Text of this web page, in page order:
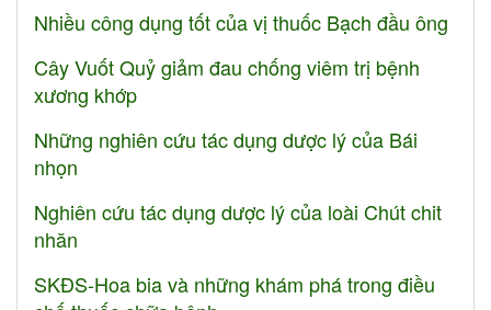
Nhiều công dụng tốt của vị thuốc Bạch đầu ông
Cây Vuốt Quỷ giảm đau chống viêm trị bệnh
xương khớp
Những nghiên cứu tác dụng dược lý của Bái
nhọn
Nghiên cứu tác dụng dược lý của loài Chút chit
nhăn
SKĐS-Hoa bia và những khám phá trong điều